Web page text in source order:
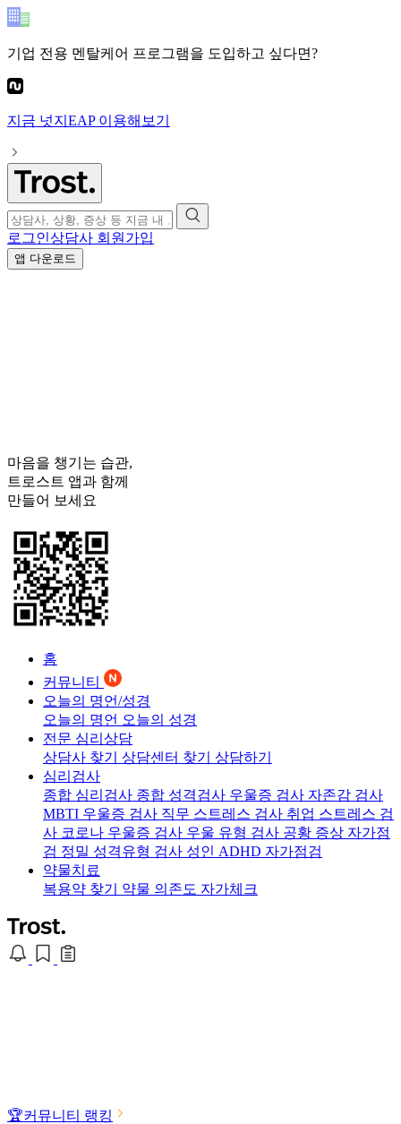
기업 전용 멘탈케어 프로그램을 도입하고 싶다면?
지금 넛지EAP이용해보기
로그인상담사 회원가입
앱 다운로드
마음을 챙기는 습관,
트로스트 앱과 함께
만들어 보세요
홈
커뮤니티
오늘의 명언/성경
오늘의 명언 오늘의 성경
전문 심리상담
상담사 찾기 상담센터 찾기 상담하기
심리검사
종합 심리검사 종합 성격검사 우울증 검사 자존감 검사
MBTI 우울증 검사 직무 스트레스 검사 취업 스트레스 검
사 코로나 우울증 검사 우울 유형 검사 공황 증상 자가점
검 정밀 성격유형 검사 성인 ADHD 자가점검
약물치료
복용약 찾기 약물 의존도 자가체크
🏆커뮤니티 랭킹